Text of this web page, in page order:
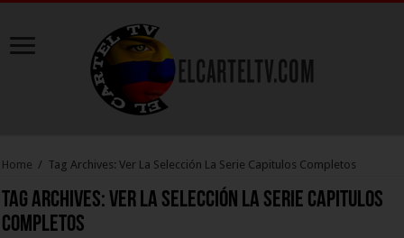
Home / Tag Archives: Ver La Selección La Serie Capitulos Completos
Tag Archives: Ver La Selección La Serie Capitulos
Completos